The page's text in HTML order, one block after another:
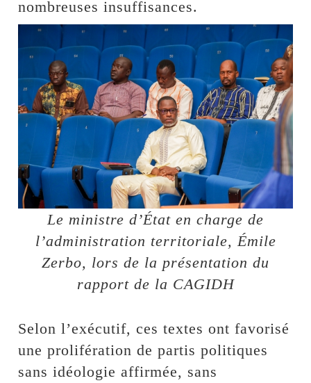
nombreuses insuffisances.
Le ministre d’État en charge de
l’administration territoriale, Émile
Zerbo, lors de la présentation du
rapport de la CAGIDH
Selon l’exécutif, ces textes ont favorisé
une prolifération de partis politiques
sans idéologie affirmée, sans